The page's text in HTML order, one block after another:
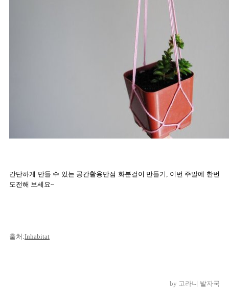
간단하게 만들 수 있는 공간활용만점 화분걸이 만들기, 이번 주말에 한번
도전해 보세요~
출처:Inhabitat
by 고라니 발자국